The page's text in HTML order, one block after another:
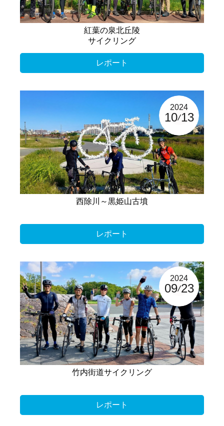
紅葉の泉北丘陵
サイクリング
レポート
2024
10 13
西除川～黒姫山古墳
レポート
2024
09 23
竹内街道サイクリング
レポート